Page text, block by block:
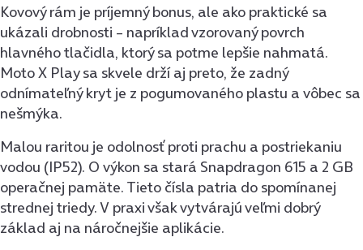
Kovový rám je príjemný bonus, ale ako praktické sa
ukázali drobnosti – napríklad vzorovaný povrch
hlavného tlačidla, ktorý sa potme lepšie nahmatá.
Moto X Play sa skvele drží aj preto, že zadný
odnímateľný kryt je z pogumovaného plastu a vôbec sa
nešmýka.
Malou raritou je odolnosť proti prachu a postriekaniu
vodou (IP52). O výkon sa stará Snapdragon 615 a 2 GB
operačnej pamäte. Tieto čísla patria do spomínanej
strednej triedy. V praxi však vytvárajú veľmi dobrý
základ aj na náročnejšie aplikácie.